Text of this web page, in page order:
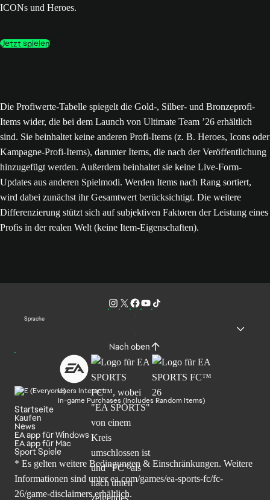
ICONs und Heroes.
Jetzt spielen
Die Profiwerte-Tabelle spiegelt die Gold-, Silber- und Bronzeprofi-
Items wider, die bei dem Launch von Ultimate Team ’26 erhältlich
sind. Sie beinhaltet keine anderen Profi-Items (z. B. Heroes, Icons oder
Kampagne-Profi-Items), darunter Items, die nach der Veröffentlichung
hinzugefügt werden. Außerdem beinhaltet sie keine Live-Form-
Updates aus anderen Spielmodi. Werden Items nach Rang sortiert,
wird dabei zunächst ihr Gesamtwert berücksichtigt. Die weitere
Differenzierung stützt sich auf subjektiven Faktoren der Leistung eines
Profis in der realen Welt (keine Item-Eigenschaften).
Sprache
Nach oben
Users Interact
In-game Purchases (Includes Random Items)
Startseite
Kaufen
News
EA app für Windows
EA app für Mac
Sport Spiele
* Es gelten weitere Bedingungen & Einschränkungen. Weitere
Informationen sind unterea.com/games/ea-sports-fc/fc-
26/game-disclaimers erhältlich.